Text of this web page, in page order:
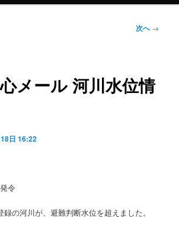
次へ→
メール 河川水位情
日 16:22
令
の河川が、避難判断水位を超えました。